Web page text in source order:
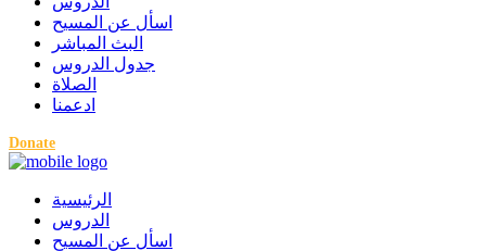
اسأل عن المسيح
البث المباشر
جدول الدروس
الصلاة
ادعمنا
Donate
الرئيسية
الدروس
اسأل عن المسيح